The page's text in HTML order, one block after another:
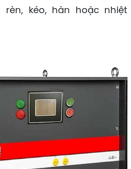
kéo, hàn hoặc nhiệt